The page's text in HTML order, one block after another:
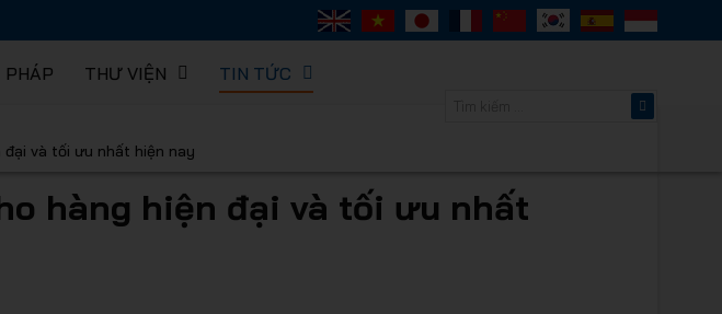
PHÁP THƯ VIỆN TIN TỨC
-
và tối ưu nhất hiện nay
hàng hiện đại và tối ưu nhất